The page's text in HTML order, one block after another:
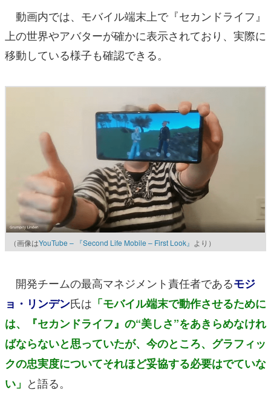
動画内では、モバイル端末上で『セカンドライフ』
上の世界やアバターが確かに表示されており、実際に
移動している様子も確認できる。
（画像はYouTube – 『Second Life Mobile – First Look』 より）
開発チームの最高マネジメント責任者であるモジ
ョ・リンデン氏は 「モバイル端末で動作させるために
は、『セカンドライフ』の“美しさ”をあきらめなけれ
ばならないと思っていたが、今のところ、グラフィッ
クの忠実度についてそれほど妥協する必要はでていな
い」 と語る。